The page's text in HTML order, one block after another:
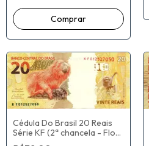
Cédula Do Brasil 20 Reais
Série KF (2ª chancela - Flor
De Estampa) Paulo Roberto